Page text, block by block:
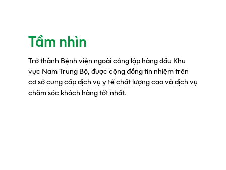
Tầm nhìn
Trở thành Bệnh viện ngoài công lập hàng đầu Khu
vực Nam Trung Bộ, được cộng đồng tín nhiệm trên
cơ sở cung cấp dịch vụ y tế chất lượng cao và dịch vụ
chăm sóc khách hàng tốt nhất.